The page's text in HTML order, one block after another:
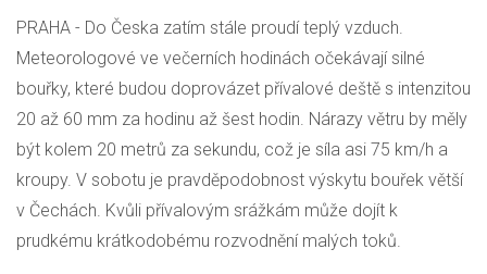
PRAHA - Do Česka zatím stále proudí teplý vzduch.
Meteorologové ve večerních hodinách očekávají silné
bouřky, které budou doprovázet přívalové deště s intenzitou
20 až 60 mm za hodinu až šest hodin. Nárazy větru by měly
být kolem 20 metrů za sekundu, což je síla asi 75 km/h a
kroupy. V sobotu je pravděpodobnost výskytu bouřek větší
v Čechách. Kvůli přívalovým srážkám může dojít k
prudkému krátkodobému rozvodnění malých toků.